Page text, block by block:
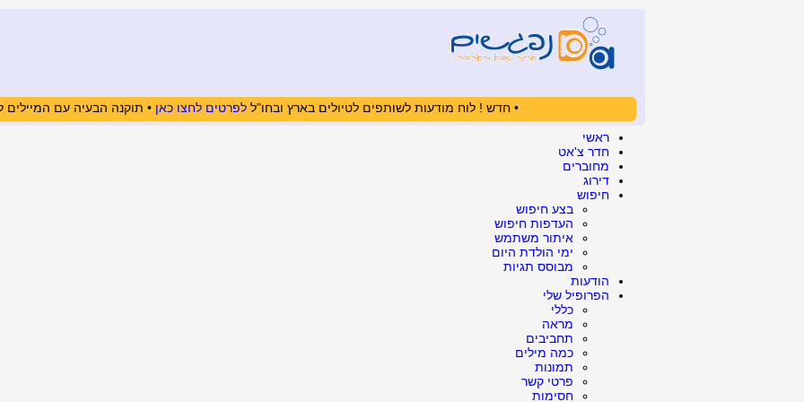
• חדש ! לוח מודעות לשותפים לטיולים בארץ ובחו"ללפרטים לחצו כאן • תוקנה הבעיה עם
ראשי
חדר צ'אט
מחוברים
דירוג
חיפוש
בצע חיפוש
העדפות חיפוש
איתור משתמש
ימי הולדת היום
מבוסס תגיות
הודעות
הפרופיל שלי
כללי
מראה
תחביבים
כמה מילים
תמונות
פרטי קשר
חסימות